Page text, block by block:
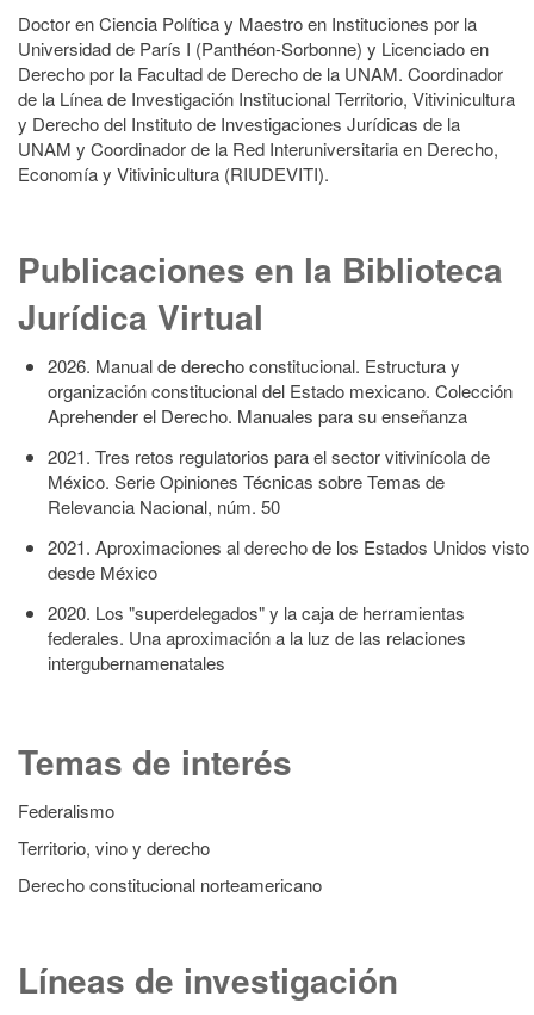
Doctor en Ciencia Política y Maestro en Instituciones por la
Universidad de París I (Panthéon-Sorbonne) y Licenciado en
Derecho por la Facultad de Derecho de la UNAM. Coordinador
de la Línea de Investigación Institucional Territorio, Vitivinicultura
y Derecho del Instituto de Investigaciones Jurídicas de la
UNAM y Coordinador de la Red Interuniversitaria en Derecho,
Economía y Vitivinicultura (RIUDEVITI).
Publicaciones en la Biblioteca
Jurídica Virtual
2026. Manual de derecho constitucional. Estructura y
organización constitucional del Estado mexicano. Colección
Aprehender el Derecho. Manuales para su enseñanza
2021. Tres retos regulatorios para el sector vitivinícola de
México. Serie Opiniones Técnicas sobre Temas de
Relevancia Nacional, núm. 50
2021. Aproximaciones al derecho de los Estados Unidos visto
desde México
2020. Los "superdelegados" y la caja de herramientas
federales. Una aproximación a la luz de las relaciones
intergubernamenatales
Temas de interés
Federalismo
Territorio, vino y derecho
Derecho constitucional norteamericano
Líneas de investigación